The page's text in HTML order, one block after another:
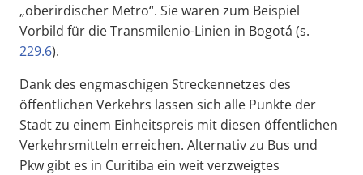
„oberirdischer Metro“. Sie waren zum Beispiel
Vorbild für die Transmilenio-Linien in Bogotá (s.
229.6).
Dank des engmaschigen Streckennetzes des
öffentlichen Verkehrs lassen sich alle Punkte der
Stadt zu einem Einheitspreis mit diesen öffentlichen
Verkehrsmitteln erreichen. Alternativ zu Bus und
Pkw gibt es in Curitiba ein weit verzweigtes